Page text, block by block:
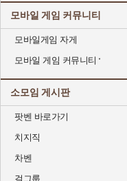
모바일 게임 커뮤니티
모바일게임 자게
모바일 게임 커뮤니티
소모임 게시판
팟벤 바로가기
치지직
차벤
걸그룹